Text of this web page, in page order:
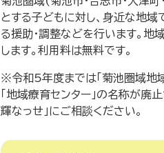
とする子どもに対し、身近な地
る援助・調整などを行います。
します。利用料は無料です。
※令和5年度までは「菊池圏域地
「地域療育センター」の名称が廃
輝なっせ」にご相談ください。